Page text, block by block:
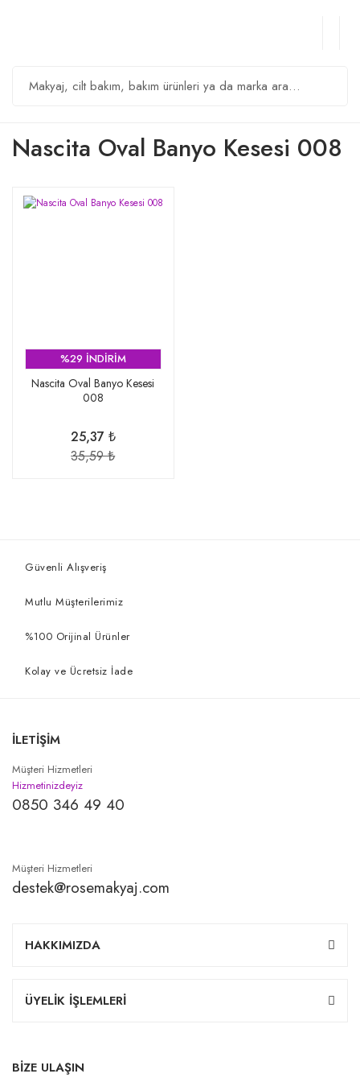
Nascita Oval Banyo Kesesi 008
%29 İNDİRİM
Nascita Oval Banyo Kesesi
008
25,37 ₺
35,59 ₺
Güvenli Alışveriş
Mutlu Müşterilerimiz
%100 Orijinal Ürünler
Kolay ve Ücretsiz İade
İLETİŞİM
Müşteri Hizmetleri
Hizmetinizdeyiz
0850 346 49 40
Müşteri Hizmetleri
destek@rosemakyaj.com
HAKKIMIZDA
ÜYELİK İŞLEMLERİ
BİZE ULAŞIN